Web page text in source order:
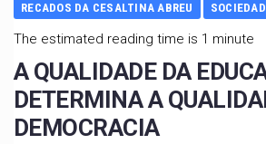
RECADOS DA CESALTINA ABREU
The estimated reading time is 1 minute
A QUALIDADE DA
DETERMINA A
DEMOCRACIA